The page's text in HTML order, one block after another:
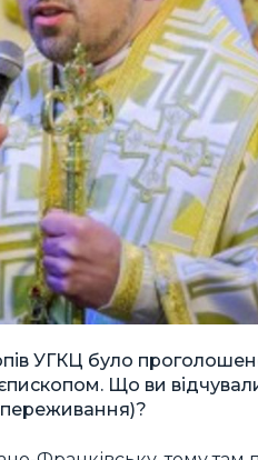
УГКЦ було
єпископом. Що ви
переживання)?